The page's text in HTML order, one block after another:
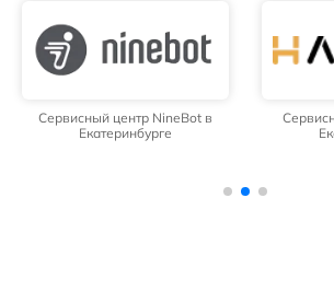
Сервисный центр NineBot в
Екатеринбурге